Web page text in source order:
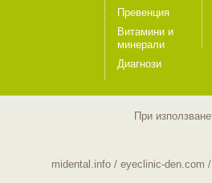
Превенция
Витамини и
минерали
Диагнози
При
midental.info/ eyeclinic-den.com /